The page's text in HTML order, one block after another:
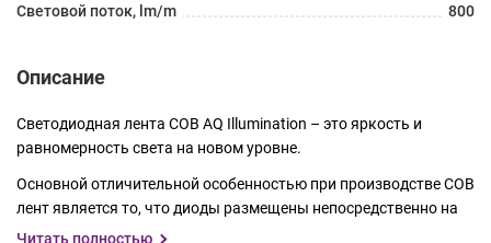
Световой поток, lm/m
800
Описание
Светодиодная лента COB AQ Illumination – это яркость и
равномерность света на новом уровне.
Основной отличительной особенностью при производстве COB
лент является то, что диоды размещены непосредственно на
медной подложке ленты и не имеют пластикового корпуса,
Читать полностью